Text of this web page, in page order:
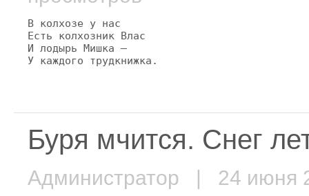
В колхозе у нас
Есть колхозник Влас
И лодырь Мишка —
У каждого трудкнижка.
Буря мчится. Снег
Администратор | 24